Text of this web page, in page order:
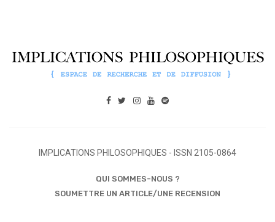
IMPLICATIONS PHILOSOPHIQUES - ISSN 2105-0864
QUI SOMMES-NOUS ?
SOUMETTRE UN ARTICLE/UNE RECENSION